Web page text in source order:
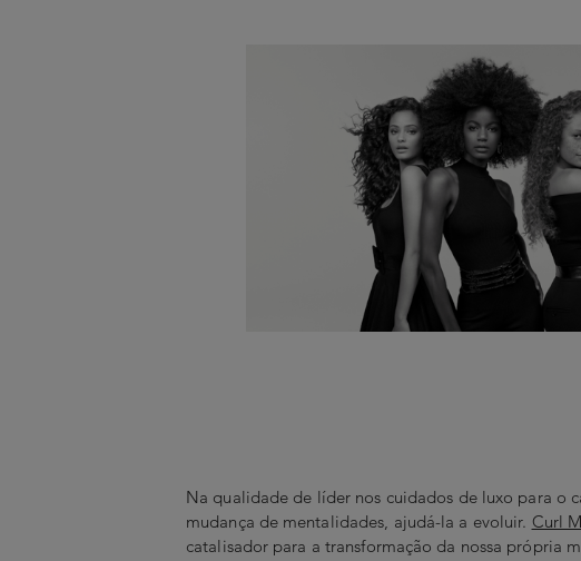
Na qualidade de líder nos cuidados de luxo para o
mudança de mentalidades, ajudá-la a evoluir. Curl
catalisador para a transformação da nossa própria